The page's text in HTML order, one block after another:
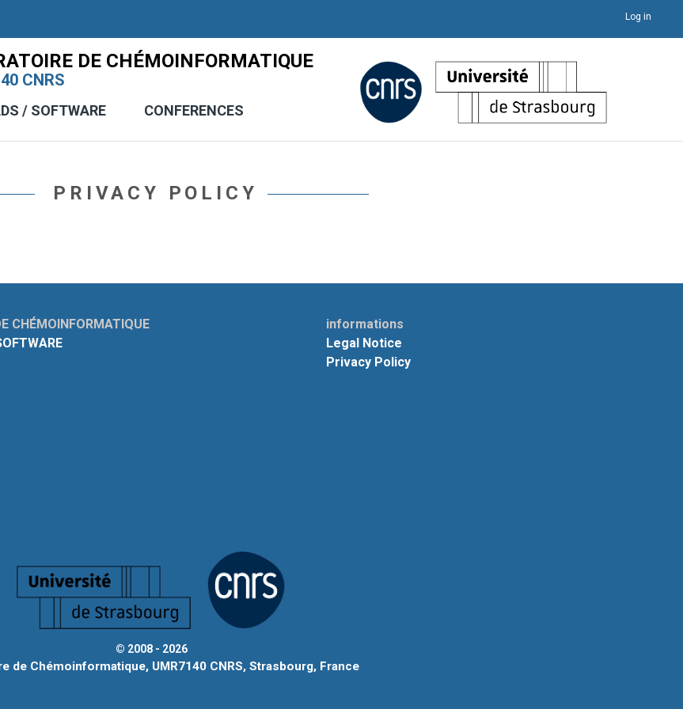
Log in
DE CHÉMOINFORMATIQUE
CNRS
/ SOFTWARE CONFERENCES
PRIVACY POLICY
CHÉMOINFORMATIQUE
informations
Legal Notice
Privacy Policy
© 2008 - 2026
de Chémoinformatique, UMR7140 CNRS, Strasbourg, France